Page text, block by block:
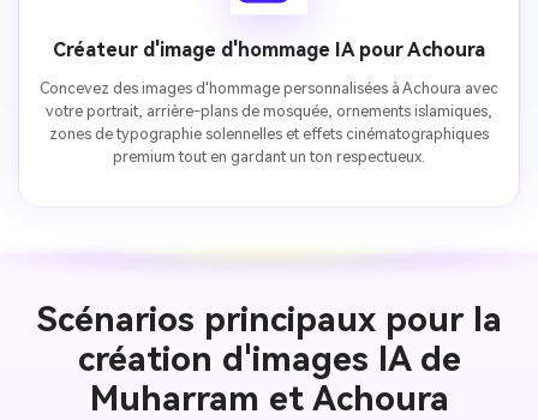
Créateur d'image d'hommage IA pour Achoura
Concevez des images d'hommage personnalisées à Achoura avec
votre portrait, arrière-plans de mosquée, ornements islamiques,
zones de typographie solennelles et effets cinématographiques
premium tout en gardant un ton respectueux.
Scénarios principaux pour la
création d'images IA de
Muharram et Achoura